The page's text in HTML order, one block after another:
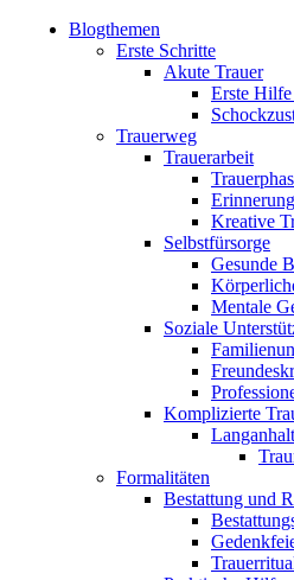
Blogthemen
Erste Schritte
Akute Trauer
Erste
Trauerweg
Trauerarbeit
Kreative
Selbstfürsorge
Gesunde
Mentale
Soziale
Komplizierte
Formalitäten
Bestattung und